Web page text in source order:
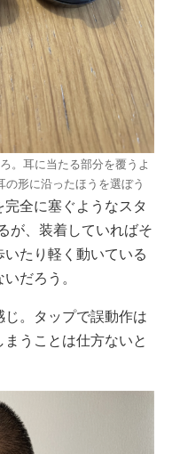
。耳に当たる部分を覆うよ
の形に沿ったほうを選ぼう
全に塞ぐようなスタ
が、装着していればそ
たり軽く動いている
だろう。
。タップで誤動作は
うことは仕方ないと